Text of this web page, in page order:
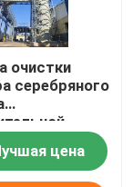
очистки
серебряного
газа отхода
цена